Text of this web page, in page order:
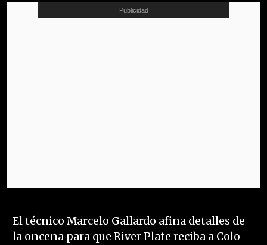
El técnico Marcelo Gallardo afina detalles de
la oncena para que River Plate reciba a Colo